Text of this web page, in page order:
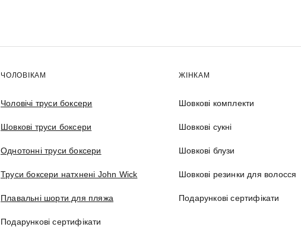
ЧОЛОВІКАМ
Чоловічі труси боксери
Шовкові труси боксери
Однотонні труси боксери
Труси боксери натхнені John Wick
Плавальні шорти для пляжа
Подарункові сертифікати
ЖІНКАМ
Шовкові комплекти
Шовкові сукні
Шовкові блузи
Шовкові резинки для волосся
Подарункові сертифікати